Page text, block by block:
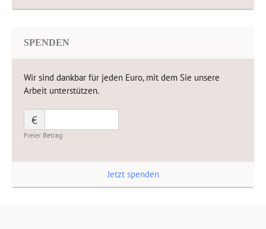
SPENDEN
Wir sind dankbar für jeden Euro, mit dem Sie unsere
Arbeit unterstützen.
€
Freier Betrag
Jetzt spenden